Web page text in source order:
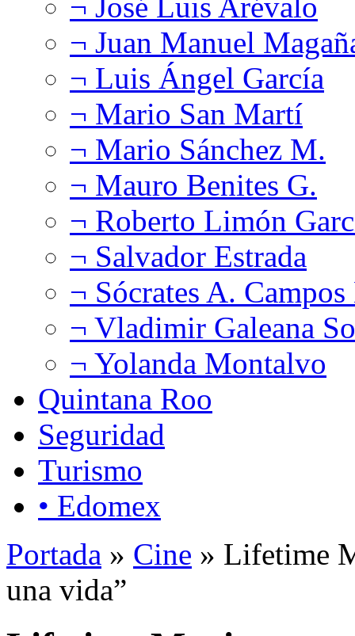
¬ Juan Manuel
¬ Luis Ángel García
¬ Mario San Martí
¬ Mario Sánchez M.
¬ Mauro Benites G.
¬ Roberto Limón
¬ Salvador Estrada
¬ Sócrates A.
¬ Vladimir Galeana
¬ Yolanda Montalvo
Quintana Roo
Seguridad
Turismo
• Edomex
Portada » Cine » Lifetime
una vida”